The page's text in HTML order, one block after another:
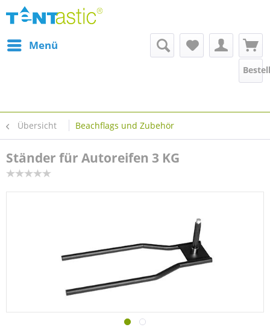
Menü
Übersicht Beachflags und Zubehör
Ständer für Autoreifen 3 KG